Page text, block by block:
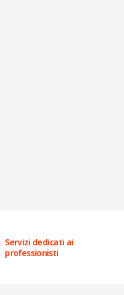
Servizi dedicati ai
professionisti